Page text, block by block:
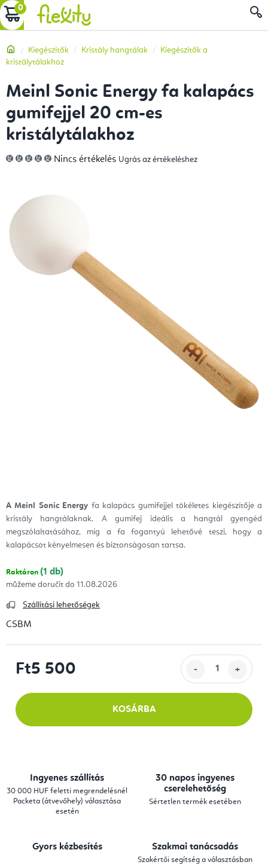
Ugrás
a
tartalomhoz
KOSÁR
Kezdőlap
Kiegészítők Kristály hangtálak
Kiegészítők a
kristálytálakhoz
A Meinl Sonic Energy fa kalapács gumifejjel tökéletes kiegészítője a
kristály hangtálaknak. A gumifej ideális a hangtál gyengéd
megszólaltatásához, míg a fa fogantyú lehetővé teszi, hogy a
kalapácsot kényelmesen és biztonságosan tartsa.
Raktáron (1 db)
11.08.2026
Szállítási lehetőségek
CSBM
Ft5 500
KOSÁRBA
Meinl Sonic Energy fa kalapács
gumifejjel 20 cm-es
kristálytálakhoz
A
termék
Nincs értékelés Ugrás az értékeléshez
Ingyenes szállítás
30 000 HUF feletti megrendelésnél
Packeta (átvevőhely) választása
esetén
30 napos ingyenes
cserelehetőség
Sértetlen termék esetében
Gyors kézbesítés Szakmai tanácsadás
Szakértői segítség a választásban